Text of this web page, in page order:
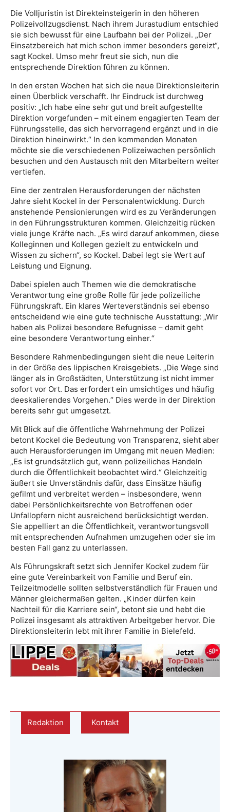
Die Volljuristin ist Direkteinsteigerin in den höheren
Polizeivollzugsdienst. Nach ihrem Jurastudium entschied
sie sich bewusst für eine Laufbahn bei der Polizei. „Der
Einsatzbereich hat mich schon immer besonders gereizt“,
sagt Kockel. Umso mehr freut sie sich, nun die
entsprechende Direktion führen zu können.
In den ersten Wochen hat sich die neue Direktionsleiterin
einen Überblick verschafft. Ihr Eindruck ist durchweg
positiv: „Ich habe eine sehr gut und breit aufgestellte
Direktion vorgefunden – mit einem engagierten Team der
Führungsstelle, das sich hervorragend ergänzt und in die
Direktion hineinwirkt.“ In den kommenden Monaten
möchte sie die verschiedenen Polizeiwachen persönlich
besuchen und den Austausch mit den Mitarbeitern weiter
vertiefen.
Eine der zentralen Herausforderungen der nächsten
Jahre sieht Kockel in der Personalentwicklung. Durch
anstehende Pensionierungen wird es zu Veränderungen
in den Führungsstrukturen kommen. Gleichzeitig rücken
viele junge Kräfte nach. „Es wird darauf ankommen, diese
Kolleginnen und Kollegen gezielt zu entwickeln und
Wissen zu sichern“, so Kockel. Dabei legt sie Wert auf
Leistung und Eignung.
Dabei spielen auch Themen wie die demokratische
Verantwortung eine große Rolle für jede polizeiliche
Führungskraft. Ein klares Werteverständnis sei ebenso
entscheidend wie eine gute technische Ausstattung: „Wir
haben als Polizei besondere Befugnisse – damit geht
eine besondere Verantwortung einher.“
Besondere Rahmenbedingungen sieht die neue Leiterin
in der Größe des lippischen Kreisgebiets. „Die Wege sind
länger als in Großstädten, Unterstützung ist nicht immer
sofort vor Ort. Das erfordert ein umsichtiges und häufig
deeskalierendes Vorgehen.“ Dies werde in der Direktion
bereits sehr gut umgesetzt.
Mit Blick auf die öffentliche Wahrnehmung der Polizei
betont Kockel die Bedeutung von Transparenz, sieht aber
auch Herausforderungen im Umgang mit neuen Medien:
„Es ist grundsätzlich gut, wenn polizeiliches Handeln
durch die Öffentlichkeit beobachtet wird.“ Gleichzeitig
äußert sie Unverständnis dafür, dass Einsätze häufig
gefilmt und verbreitet werden – insbesondere, wenn
dabei Persönlichkeitsrechte von Betroffenen oder
Unfallopfern nicht ausreichend berücksichtigt werden.
Sie appelliert an die Öffentlichkeit, verantwortungsvoll
mit entsprechenden Aufnahmen umzugehen oder sie im
besten Fall ganz zu unterlassen.
Als Führungskraft setzt sich Jennifer Kockel zudem für
eine gute Vereinbarkeit von Familie und Beruf ein.
Teilzeitmodelle sollten selbstverständlich für Frauen und
Männer gleichermaßen gelten. „Kinder dürfen kein
Nachteil für die Karriere sein“, betont sie und hebt die
Polizei insgesamt als attraktiven Arbeitgeber hervor. Die
Direktionsleiterin lebt mit ihrer Familie in Bielefeld.
Redaktion Kontakt